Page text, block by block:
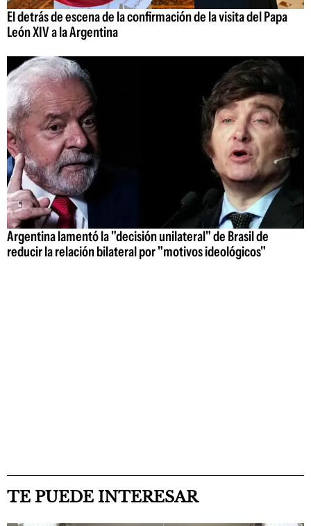
El detrás de escena de la confirmación de la visita del Papa
León XIV a la Argentina
Argentina lamentó la "decisión unilateral" de Brasil de
reducir la relación bilateral por "motivos ideológicos"
TE PUEDE INTERESAR